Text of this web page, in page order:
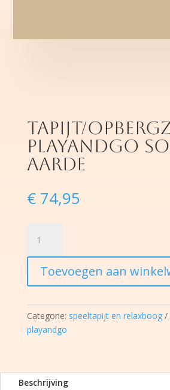
tapijt/
playandgo
aarde
€74,95
playandgo
soft
aarde
Toevoegen aan
Categorie: speeltapijt en relaxboog
playandgo
Beschrijving